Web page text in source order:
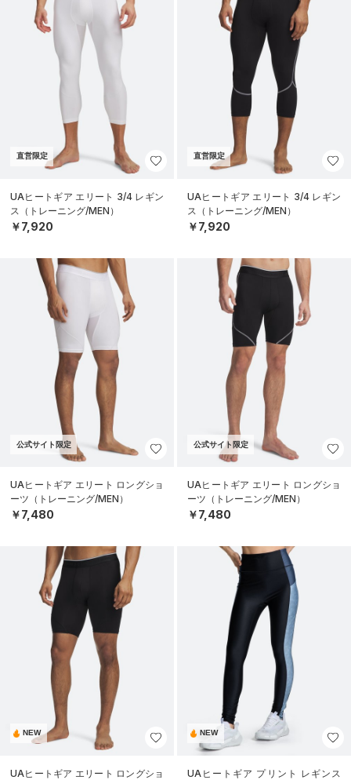
直営限定
UAヒートギア エリート 3/4 レギン
ス（トレーニング/MEN）
￥7,920
直営限定
UAヒートギア エリート 3/4 レギン
ス（トレーニング/MEN）
￥7,920
公式サイト限定
UAヒートギア エリート ロングショ
ーツ（トレーニング/MEN）
￥7,480
公式サイト限定
UAヒートギア エリート ロングショ
ーツ（トレーニング/MEN）
￥7,480
NEW
UAヒートギア エリート ロングショ
NEW
UAヒートギア プリント レギンス